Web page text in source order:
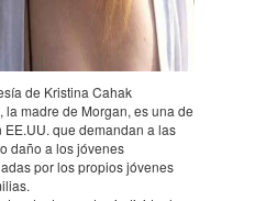
de Kris­tina Cahak
la madre de Morgan, es una de
que deman­dan a las
daño a los jóve­nes
por los propios jóve­nes